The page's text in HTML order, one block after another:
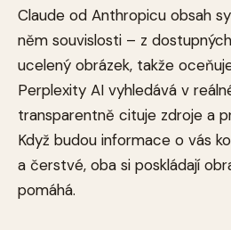
Claude od Anthropicu obsah
něm souvislosti – z
ucelený obrázek, takže
Perplexity AI vyhledává v
transparentně cituje zdroje a
Když budou informace o vás
a čerstvé, oba si poskládají
pomáhá.